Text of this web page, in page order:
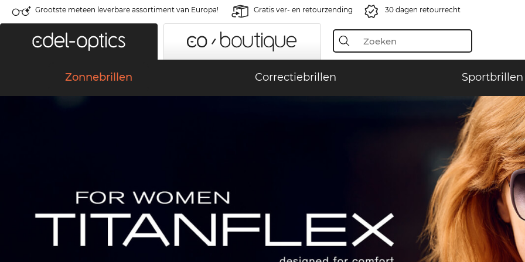
Grootste meteen leverbare assortiment van Europa! Gratis ver- en retourzending 30 dagen retourrecht
Zonnebrillen Correctiebrillen Sportbrillen